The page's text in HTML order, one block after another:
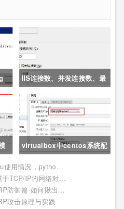
IIS连接数、并发连接数、最
大并发工作线程数、应用程
序池的队列长度、应用程序
池的最大工作进程数详解
virtualbox中centos系统配
置nat+host only上网
监控windows系统的cpu使用情况，python自动重启IIS
Time protocol实现的基于TCP/IP的网络对时程序
图解ARP协议（三）ARP防御篇-如何揪出"内鬼"并"优雅的还手"？
攻击原理与实践